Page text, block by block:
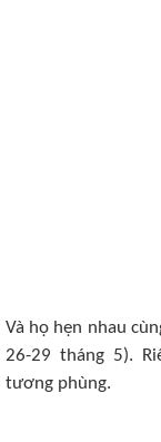
Và họ hẹn nhau
26-29 tháng 5).
tương phùng.